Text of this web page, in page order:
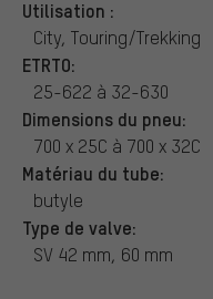
Utilisation :
City, Touring/Trekking
ETRTO:
25-622 à 32-630
Dimensions du pneu:
700 x 25C à 700 x 32C
Matériau du tube:
butyle
Type de valve:
SV 42 mm, 60 mm